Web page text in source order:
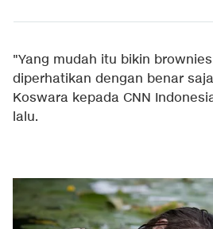
"Yang mudah itu bikin
diperhatikan dengan benar
Koswara kepada CNN
lalu.